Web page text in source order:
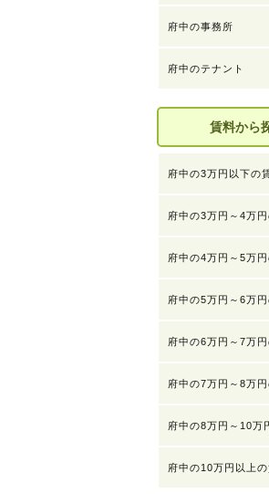
府中の事務所
府中のテナント
賃料から
府中の3万円以下の
府中の3万円～4万
府中の4万円～5万
府中の5万円～6万
府中の6万円～7万
府中の7万円～8万
府中の8万円～10万
府中の10万円以上